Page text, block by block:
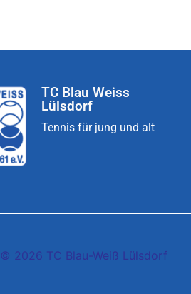
TC Blau Weiss
Lülsdorf
Tennis für jung und alt
© 2026 TC Blau-Weiß Lülsdorf